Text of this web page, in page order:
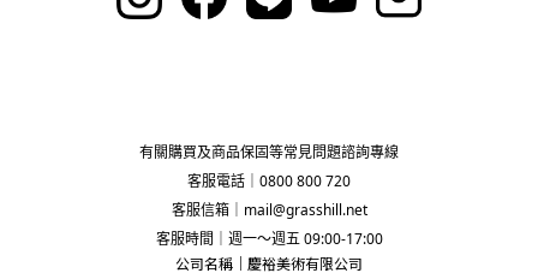
有關購買及商品保固等常見問題諮詢專線
客服電話｜0800 800 720
客服信箱｜ mail@grasshill.net
客服時間｜週一～週五 09:00-17:00
公司名稱｜慶裕美術有限公司